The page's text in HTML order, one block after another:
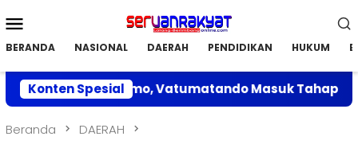
ke
Mobile
BERANDA NASIONAL DAERAH PENDIDIKAN HUKUM
Konten Spesial
di Parimo, Vatumatando Masuk Tahap Penilaian
Beranda DAERAH